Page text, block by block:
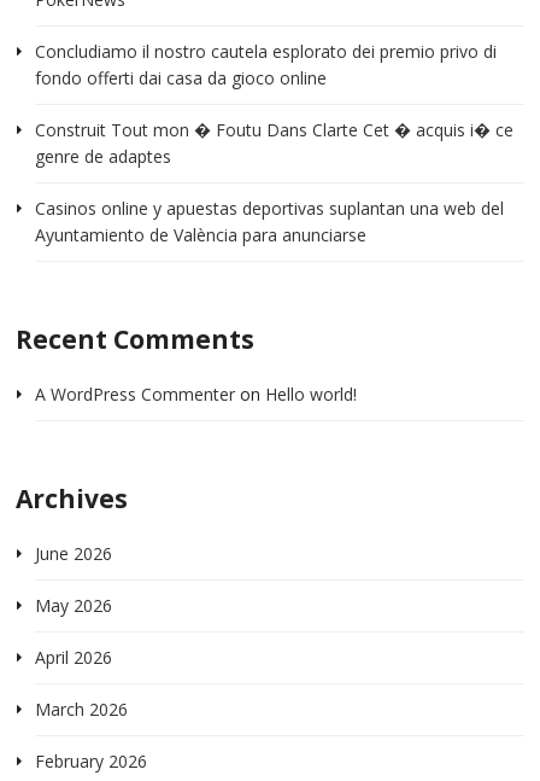
Concludiamo il nostro cautela esplorato dei premio privo di
fondo offerti dai casa da gioco online
Construit Tout mon � Foutu Dans Clarte Cet � acquis i� ce
genre de adaptes
Casinos online y apuestas deportivas suplantan una web del
Ayuntamiento de València para anunciarse
Recent Comments
A WordPress Commenteron Hello world!
Archives
June 2026
May 2026
April 2026
March 2026
February 2026